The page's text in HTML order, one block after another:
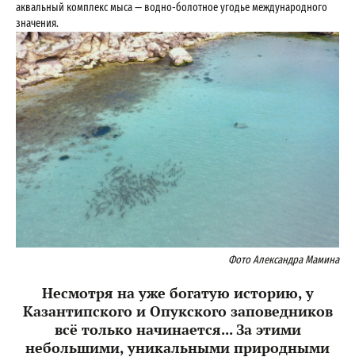
аквальный комплекс мыса — водно-болотное угодье международного
значения.
Фото Александра Мамина
Несмотря на уже богатую историю, у
Казантипского и Опукского заповедников
всё только начинается... За этими
небольшими, уникальными природными